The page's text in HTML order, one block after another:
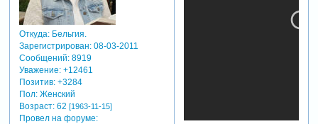
Откуда:Бельгия.
Зарегистрирован: 08-03-2011
Сообщений:8919
Уважение: +12461
Позитив: +3284
Пол:Женский
Возраст:62 [1963-11-15]
Провел на форуме: